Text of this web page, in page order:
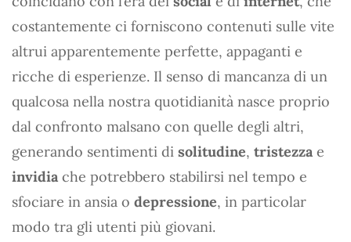
costantemente ci forniscono contenuti sulle vite
altrui apparentemente perfette, appaganti e
ricche di esperienze. Il senso di mancanza di un
qualcosa nella nostra quotidianità nasce proprio
dal confronto malsano con quelle degli altri,
generando sentimenti di solitudine, tristezza e
invidia che potrebbero stabilirsi nel tempo e
sfociare in ansia o depressione, in particolar
modo tra gli utenti più giovani.